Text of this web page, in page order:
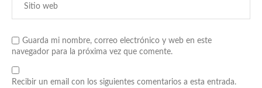
Guarda mi nombre, correo electrónico y web en este
navegador para la próxima vez que comente.
Recibir un email con los siguientes comentarios a esta entrada.